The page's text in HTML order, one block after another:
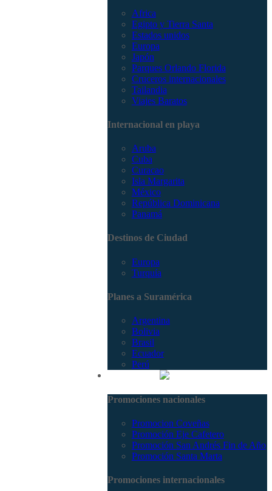
Africa
Egipto y Tierra Santa
Estados unidos
Europa
Japón
Parques Orlando Florida
Cruceros internacionales
Tailandia
Viajes Baratos
Internacional en playa
Aruba
Cuba
Curacao
Isla Margarita
México
República Dominicana
Panamá
Destinos de Ciudad
Europa
Turquía
Planes a Suramérica
Argentina
Bolivia
Brasil
Ecuador
Perú
Promociones nacionales
Promocion Coveñas
Promoción Eje Cafetero
Promoción San Andrés Fin de Año
Promoción Santa Marta
Promociones internacionales